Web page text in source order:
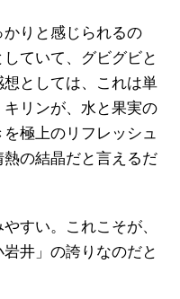
かりと感じられるの
ていて、グビグビと
としては、これは単
リンが、水と果実の
極上のリフレッシュ
の結晶だと言えるだ
すい。これこそが、
井」の誇りなのだと